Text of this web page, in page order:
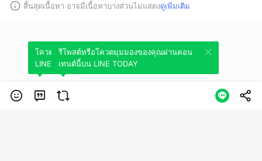
สิ้นสุดเนื้อหา อาจมีเนื้อหาบางส่วนไม่แสดงดูเพิ่มเติม
โควตมุมมองของคุณผ่านคอนเทนต์นี้บน
LINE TODAY
รีโพสต์หรือโควตมุมมองของคุณผ่านคอน
เทนต์นี้บน LINE TODAY